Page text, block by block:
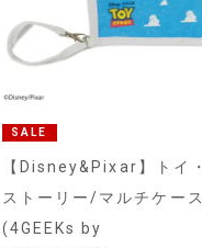
SALE
【Disney&Pixar】トイ・
ストーリー/マルチケース
(4GEEKs by